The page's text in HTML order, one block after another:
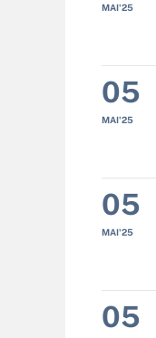
MAI'25
05
MAI'25
05
MAI'25
05